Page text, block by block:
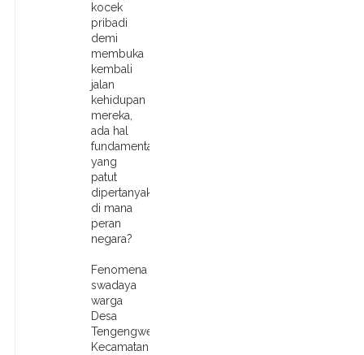
kocek
pribadi
demi
membuka
kembali
jalan
kehidupan
mereka,
ada hal
fundamental
yang
patut
dipertanyakan:
di mana
peran
negara?
Fenomena
swadaya
warga
Desa
Tengengwetan,
Kecamatan